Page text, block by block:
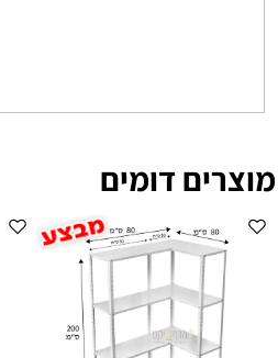
מוצרים דומים